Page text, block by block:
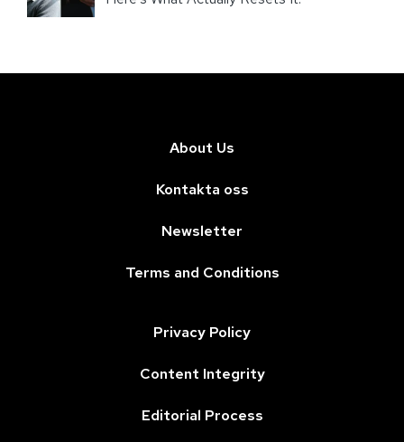
About Us
Kontakta oss
Newsletter
Terms and Conditions
Privacy Policy
Content Integrity
Editorial Process